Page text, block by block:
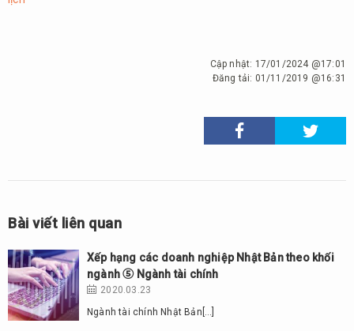
Cập nhật: 17/01/2024 @17:01
Đăng tải: 01/11/2019 @16:31
Bài viết liên quan
Xếp hạng các doanh nghiệp Nhật Bản theo khối
ngành ⑤ Ngành tài chính
2020.03.23
Ngành tài chính Nhật Bản[…]